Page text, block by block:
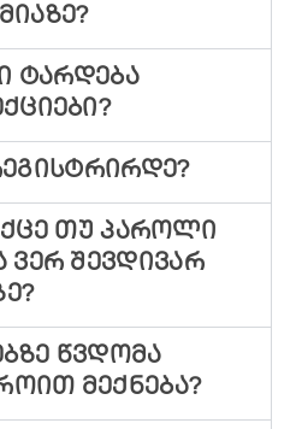
ტარდება
თუ პაროლი
ვერ შევდივარ
წვდომა
მექნება?